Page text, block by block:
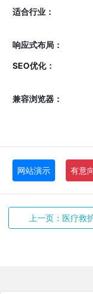
适合行业：
响应式布局：
SEO优化：
兼容浏览器：
网站演示 有意
上一页：医疗救